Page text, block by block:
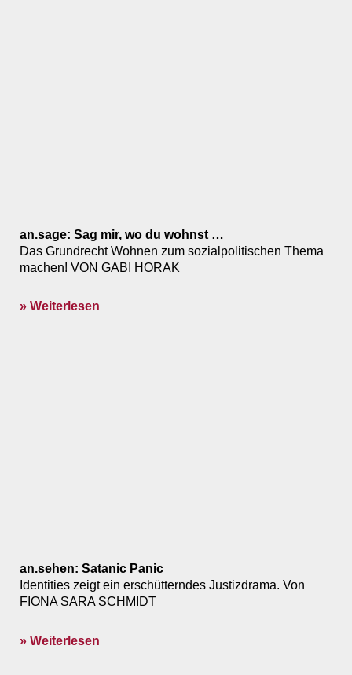
an.sage: Sag mir, wo du wohnst …
Das Grundrecht Wohnen zum sozialpolitischen Thema
machen! VON GABI HORAK
» Weiterlesen
an.sehen: Satanic Panic
Identities zeigt ein erschütterndes Justizdrama. Von
FIONA SARA SCHMIDT
» Weiterlesen